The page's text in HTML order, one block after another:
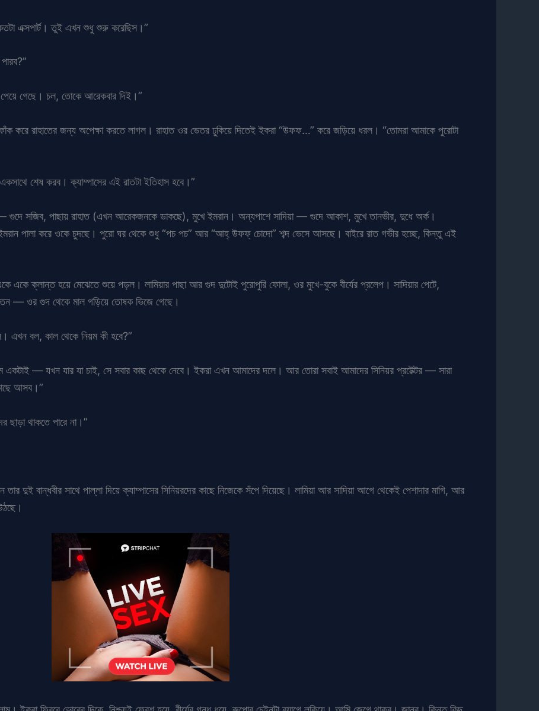
কতটা এক্সপার্ট। তুই এখন শুধু শুরু করেছিস।”
পেয়ে গেছে। চল, তোকে আরেকবার দিই।”
করে রাহাতের জন্য অপেক্ষা করতে লাগল। রাহাত ওর ভেতর ঢুকিয়ে দিতেই ইকরা “উফফ…” করে জড়িয়ে ধরল। “তোমরা আমাকে পুরোটা
শেষ করব। ক্যাম্পাসের এই রাতটা ইতিহাস হবে।”
সজিব, পাছায় রাহাত (এখন আরেকজনকে ডাকছে), মুখে ইমরান। অন্যপাশে সাদিয়া — গুদে আকাশ, মুখে তানভীর, দুধে অর্ক।
পালা করে ওকে চুদছে। পুরো ঘর থেকে শুধু “পচ পচ” আর “আহ্ উফফ্ চোদো” শব্দ ভেসে আসছে। বাইরে রাত গভীর হচ্ছে, কিন্তু এই
একে ক্লান্ত হয়ে মেঝেতে শুয়ে পড়ল। লামিয়ার পাছা আর গুদ দুটোই পুরোপুরি ফোলা, ওর মুখে-বুকে বীর্যের প্রলেপ। সাদিয়ার পেটে,
— ওর গুদ থেকে মাল গড়িয়ে তোষক ভিজে গেছে।
এখন বল, কাল থেকে নিয়ম কী হবে?”
একটাই — যখন যার যা চাই, সে সবার কাছ থেকে নেবে। ইকরা এখন আমাদের দলে। আর তোরা সবাই আমাদের সিনিয়র প্রটেক্টর — সারা
আসব।”
থাকতে পারে না।”
দুই বান্ধবীর সাথে পাল্লা দিয়ে ক্যাম্পাসের সিনিয়রদের কাছে নিজেকে সঁপে দিয়েছে। লামিয়া আর সাদিয়া আগে থেকেই পেশাদার মাগি, আর